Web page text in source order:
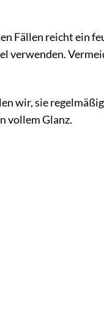
Fällen reicht ein
wir, sie
vollem Glanz.